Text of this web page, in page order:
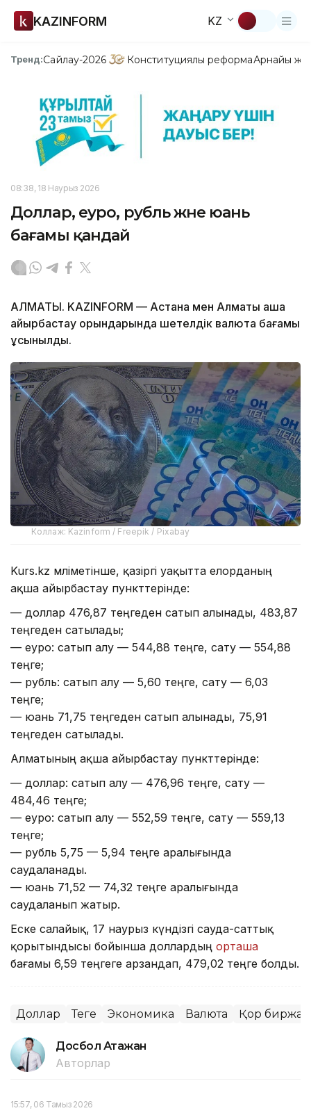
KAZINFORM KZ
Тренд:Сайлау-2026 Конституциялық реформаАрнайы
08:38, 18 Наурыз 2026
Доллар, еуро, рубль және юань
бағамы қандай
АЛМАТЫ. KAZINFORM — Астана мен Алматы ақша
айырбастау орындарында шетелдік валюта бағамы
ұсынылды.
Коллаж: Kazinform / Freepik / Pixabay
Kurs.kz мәліметінше, қазіргі уақытта елорданың
ақша айырбастау пункттерінде:
— доллар 476,87 теңгеден сатып алынады, 483,87
теңгеден сатылады;
— еуро: сатып алу — 544,88 теңге, сату — 554,88
теңге;
— рубль: сатып алу — 5,60 теңге, сату — 6,03
теңге;
— юань 71,75 теңгеден сатып алынады, 75,91
теңгеден сатылады.
Алматының ақша айырбастау пункттерінде:
— доллар: сатып алу — 476,96 теңге, сату —
484,46 теңге;
— еуро: сатып алу — 552,59 теңге, сату — 559,13
теңге;
— рубль 5,75 — 5,94 теңге аралығында
саудаланады.
— юань 71,52 — 74,32 теңге аралығында
саудаланып жатыр.
Еске салайық, 17 наурыз күндізгі сауда-саттық
қорытындысы бойынша доллардың орташа
бағамы 6,59 теңгеге арзандап, 479,02 теңге болды.
Доллар Теңге Экономика Валюта Қор
Досбол Атажан
Авторлар
15:57, 06 Тамыз 2026